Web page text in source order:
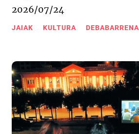
2026/07/24
JAIAK KULTURA DEBABARRENA